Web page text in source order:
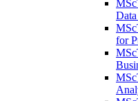
for